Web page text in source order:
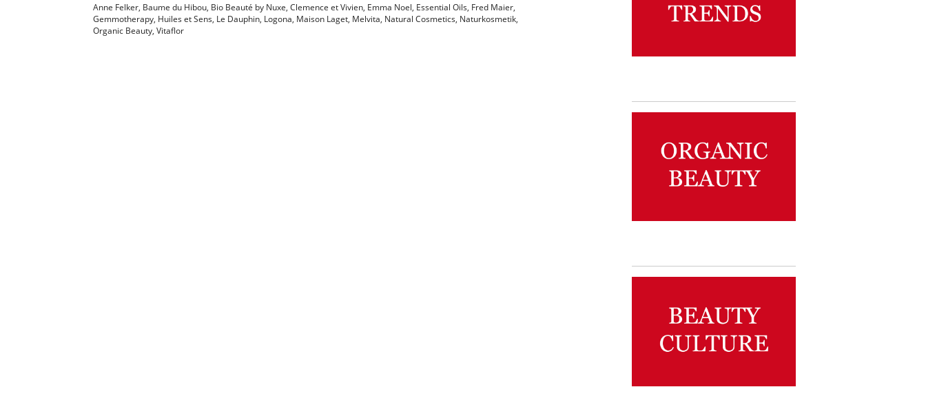
Anne Felker, Baume du Hibou, Bio Beauté by Nuxe, Clemence et Vivien, Emma Noel, Essential Oils, Fred Maier,
Gemmotherapy, Huiles et Sens, Le Dauphin, Logona, Maison Laget, Melvita, Natural Cosmetics, Naturkosmetik,
Organic Beauty, Vitaflor